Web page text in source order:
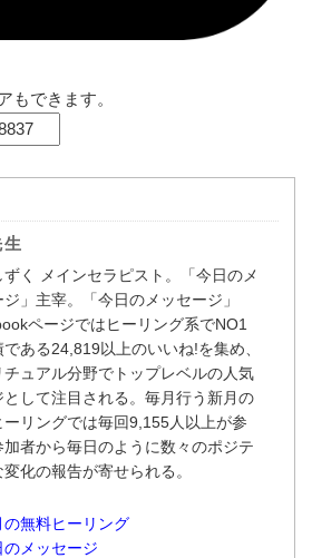
もできます。
ずく メインセラピスト。「今日のメ
ジ」主宰。「今日のメッセージ」
ページではヒーリング系でNO1
である24,819以上のいいね!を集め、
チュアル分野でトップレベルの人気
として注目される。毎月行う新月の
ーリングでは毎回9,155人以上が参
加者から毎日のように数々のポジテ
変化の報告が寄せられる。
の無料ヒーリング
のメッセージ